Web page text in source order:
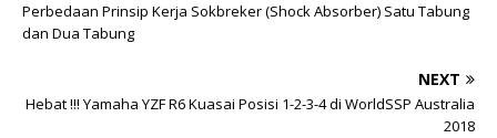
Perbedaan Prinsip Kerja Sokbreker (Shock Absorber) Satu Tabung
dan Dua Tabung
NEXT
Hebat !!! Yamaha YZF R6 Kuasai Posisi 1-2-3-4 di WorldSSP Australia
2018